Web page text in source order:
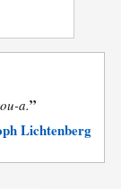
a.”
Lichtenberg